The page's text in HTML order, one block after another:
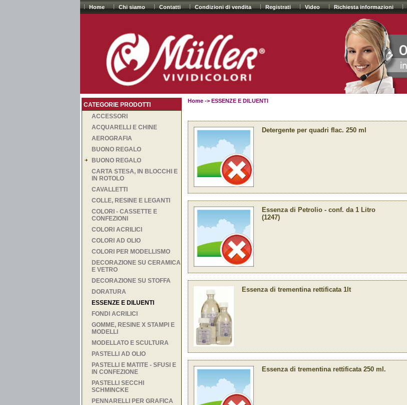
Home Chi siamo Contatti Condizioni di vendita Registrati Video Richiesta informazioni
CATEGORIE PRODOTTI
ACCESSORI
ACQUARELLI E CHINE
AEROGRAFIA
BUONO REGALO
BUONO REGALO
CARTA STESA, IN BLOCCHI E
IN ROTOLO
CAVALLETTI
COLLE, RESINE E LEGANTI
COLORI - CASSETTE E
CONFEZIONI
COLORI ACRILICI
COLORI AD OLIO
COLORI PER MODELLISMO
DECORAZIONE SU CERAMICA
E VETRO
DECORAZIONE SU STOFFA
DORATURA
ESSENZE E DILUENTI
FONDI ACRILICI
GOMME, RESINE X STAMPI E
MODELLI
MODELLATO E SCULTURA
PASTELLI AD OLIO
PASTELLI E MATITE - SFUSI E
IN CONFEZIONE
PASTELLI SECCHI
SCHMINCKE
PENNARELLI PER GRAFICA
Home -> ESSENZE E DILUENTI
Detergente per quadri flac. 250 ml
Essenza di Petrolio - conf. da 1 Litro
(1247)
Essenza di trementina rettificata 1lt
Essenza di trementina rettificata 250 ml.